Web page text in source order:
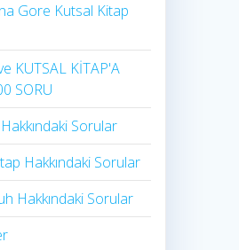
Gore Kutsal Kitap
KUTSAL KİTAP'A
SORU
Sorular
Hakkındaki Sorular
Hakkındaki Sorular